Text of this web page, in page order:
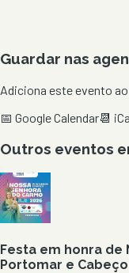
Guardar nas
Adiciona este evento
📅 Google Calendar📆
Outros eventos
Festa em honra de
Portomar e Cabeço